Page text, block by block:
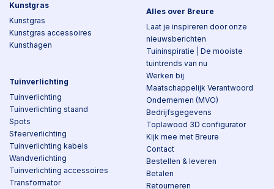
Kunstgras
Kunstgras
Kunstgras accessoires
Kunsthagen
Tuinverlichting
Tuinverlichting
Tuinverlichting staand
Spots
Sfeerverlichting
Tuinverlichting kabels
Wandverlichting
Tuinverlichting accessoires
Transformator
Alles over Breure
Laat je inspireren door onze
nieuwsberichten
Tuininspiratie | De mooiste
tuintrends van nu
Werken bij
Maatschappelijk Verantwoord
Ondernemen (MVO)
Bedrijfsgegevens
Toplawood 3D configurator
Kijk mee met Breure
Contact
Bestellen & leveren
Betalen
Retourneren